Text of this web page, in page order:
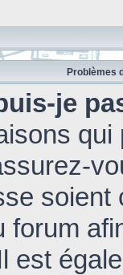
Problèmes
je
soient
forum
est